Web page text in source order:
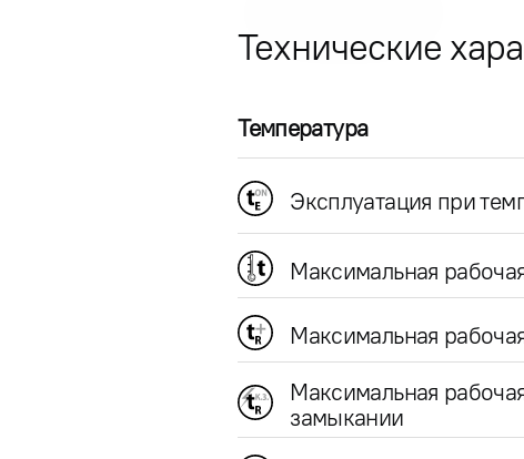
Технические
Температура
Эксплуатация при
Максимальная
Максимальная
Максимальная
замыкании